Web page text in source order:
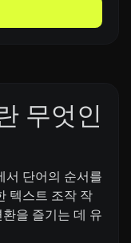
무엇인
서 단어의 순서를
텍스트 조작 작
을 즐기는 데 유